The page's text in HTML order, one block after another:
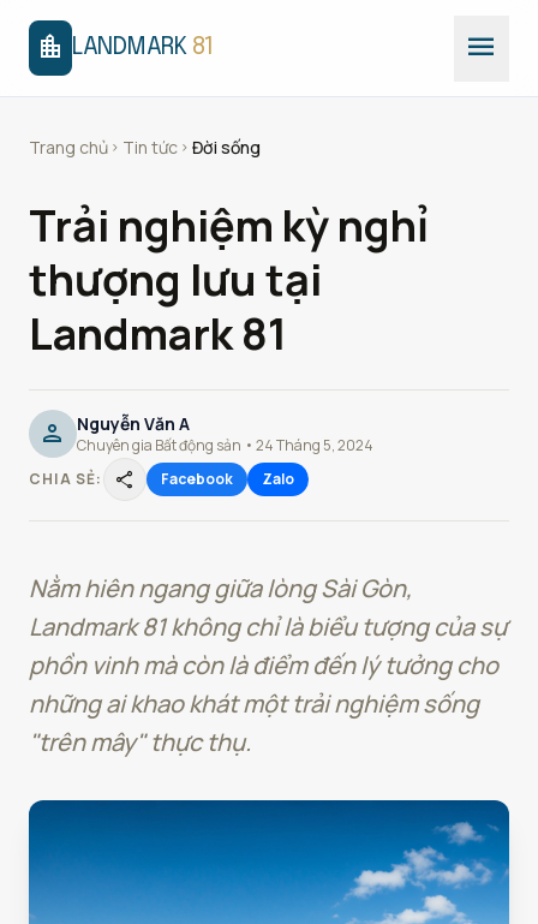
location_city LANDMARK 81 menu
Trang chủ chevron_right Tin tức chevron_right Đời sống
Trải nghiệm kỳ nghỉ
thượng lưu tại
Landmark 81
person Nguyễn Văn A
Chuyên gia Bất động sản • 24 Tháng 5, 2024
CHIA SẺ:
share Facebook Zalo
Nằm hiên ngang giữa lòng Sài Gòn,
Landmark 81 không chỉ là biểu tượng của sự
phồn vinh mà còn là điểm đến lý tưởng cho
những ai khao khát một trải nghiệm sống
"trên mây" thực thụ.